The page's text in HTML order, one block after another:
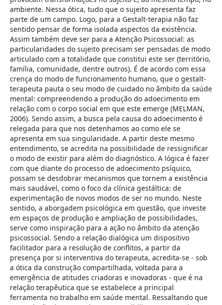
ambiente. Nessa ótica, tudo que o sujeito apresenta faz
parte de um campo. Logo, para a Gestalt-terapia não faz
sentido pensar de forma isolada aspectos da existência.
Assim também deve ser para a Atenção Psicossocial: as
particularidades do sujeito precisam ser pensadas de modo
articulado com a totalidade que constitui este ser (território,
família, comunidade, dentre outros). É de acordo com essa
crença do modo de funcionamento humano, que o gestalt-
terapeuta pauta o seu modo de cuidado no âmbito da saúde
mental: compreendendo a produção do adoecimento em
relação com o corpo social em que este emerge (MELMAN,
2006). Sendo assim, a busca pela causa do adoecimento é
relegada para que nos detenhamos ao como ele se
apresenta em sua singularidade. A partir deste mesmo
entendimento, se acredita na possibilidade de ressignificar
o modo de existir para além do diagnóstico. A lógica é fazer
com que diante do processo de adoecimento psíquico,
possam se desdobrar mecanismos que tornem a existência
mais saudável, como o foco da clínica gestáltica: de
experimentação de novos modos de ser no mundo. Neste
sentido, a aborgadem psicológica em questão, que investe
em espaços de produção e ampliação de possibilidades,
serve como inspiração para a ação no âmbito da atenção
psicossocial. Sendo a relação dialógica um dispositivo
facilitador para a resolução de conflitos, a partir da
presença por si interventiva do terapeuta, acredita-se - sob
a ótica da construção compartilhada, voltada para a
emergência de atitudes criadoras e inovadoras - que é na
relação terapêutica que se estabelece a principal
ferramenta no trabalho em saúde mental. Ressaltando que